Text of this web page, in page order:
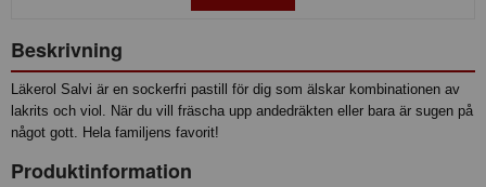
Beskrivning
Läkerol Salvi är en sockerfri pastill för dig som älskar kombinationen av
lakrits och viol. När du vill fräscha upp andedräkten eller bara är sugen på
något gott. Hela familjens favorit!
Produktinformation